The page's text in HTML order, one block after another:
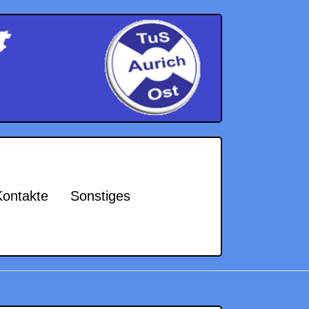
Sonstiges